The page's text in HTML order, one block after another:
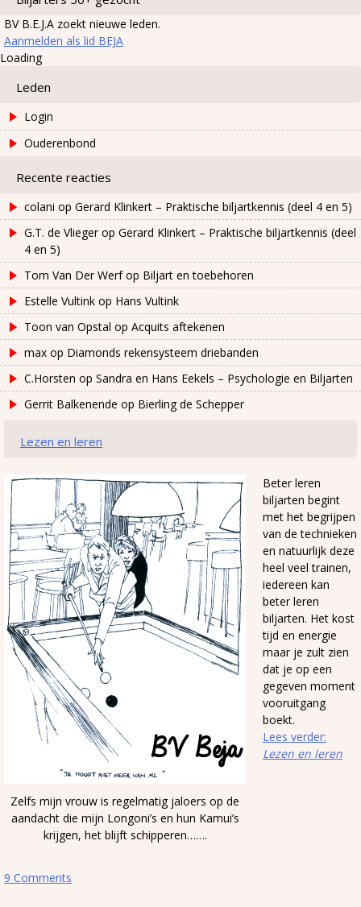
BV B.E.J.A zoekt nieuwe leden.
Aanmelden als lid BEJA
Loading
Leden
Login
Ouderenbond
Recente reacties
colani op Gerard Klinkert – Praktische biljartkennis (deel 4 en 5)
G.T. de Vliegerop Gerard Klinkert – Praktische biljartkennis (deel
4 en 5)
Tom Van Der Werfop Biljart en toebehoren
Estelle Vultink op Hans Vultink
Toon van Opstal op Acquits aftekenen
max op Diamonds rekensysteem driebanden
C.Horsten op Sandra en Hans Eekels – Psychologie en Biljarten
Gerrit Balkenende op Bierling de Schepper
Lezen en leren
Zelfs mijn vrouw is regelmatig jaloers op de
aandacht die mijn Longoni’s en hun Kamui’s
krijgen, het blijft schipperen…….
Beter leren
biljarten begint
met het begrijpen
van de technieken
en natuurlijk deze
heel veel trainen,
iedereen kan
beter leren
biljarten. Het kost
tijd en energie
maar je zult zien
dat je op een
gegeven moment
vooruitgang
boekt.
Lees verder:
Lezen en leren
9 Comments